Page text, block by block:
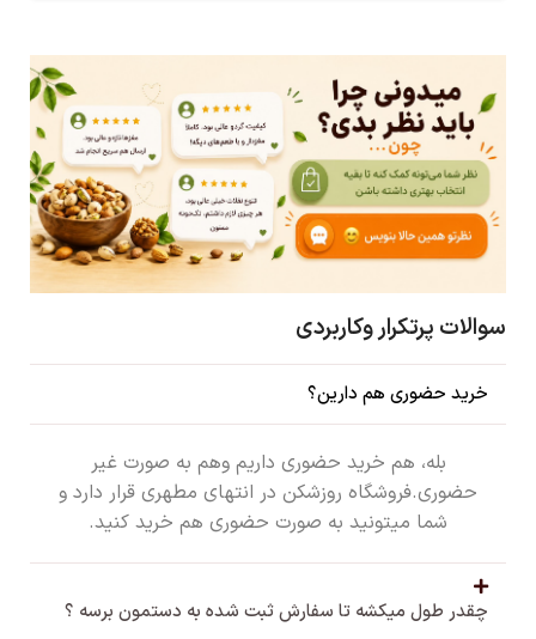
سوالات پرتکرار وکاربردی
خرید حضوری هم دارین؟
بله، هم خرید حضوری داریم وهم به صورت غیر
حضوری.فروشگاه روزشکن در انتهای مطهری قرار دارد و
شما میتونید به صورت حضوری هم خرید کنید.
چقدر طول میکشه تا سفارش ثبت شده به دستمون برسه ؟